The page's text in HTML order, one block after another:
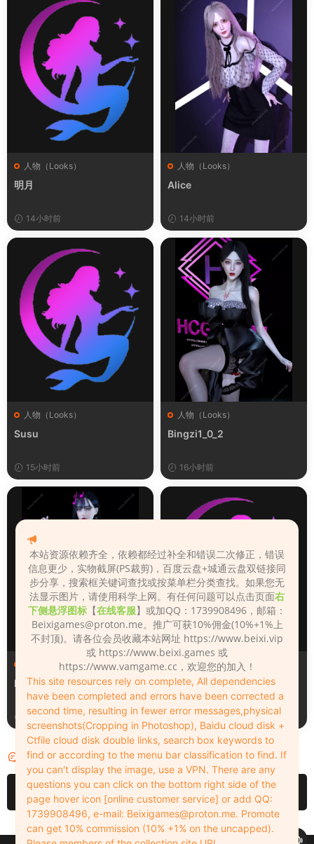
人物（Looks）
明月
14小时前
人物（Looks）
Alice
14小时前
人物（Looks）
Susu
15小时前
人物（Looks）
Bingzi1_0_2
16小时前
人物（Looks）
Monica_2_2_2
17小时前
人物（Looks）
Lizhen2025
1天前
评论 0
请先登录
本站资源依赖齐全，依赖都经过补全和错误二次修正，错误
信息更少，实物截屏(PS裁剪)，百度云盘+城通云盘双链接同
步分享，搜索框关键词查找或按菜单栏分类查找。如果您无
法显示图片，请使用科学上网。有任何问题可以点击页面右
下侧悬浮图标 【在线客服】或加QQ：1739908496，邮箱：
Beixigames@proton.me。推广可获10%佣金(10%+1%上
不封顶)。请各位会员收藏本站网址 https://www.beixi.vip
或 https://www.beixi.games 或
https://www.vamgame.cc，欢迎您的加入！
This site resources rely on complete, All dependencies
have been completed and errors have been corrected a
second time, resulting in fewer error messages,physical
screenshots(Cropping in Photoshop), Baidu cloud disk +
Ctfile cloud disk double links, search box keywords to
find or according to the menu bar classification to find. If
you can't display the image, use a VPN. There are any
questions you can click on the bottom right side of the
page hover icon [online customer service] or add QQ:
1739908496, e-mail: Beixigames@proton.me. Promote
can get 10% commission (10% +1% on the uncapped).